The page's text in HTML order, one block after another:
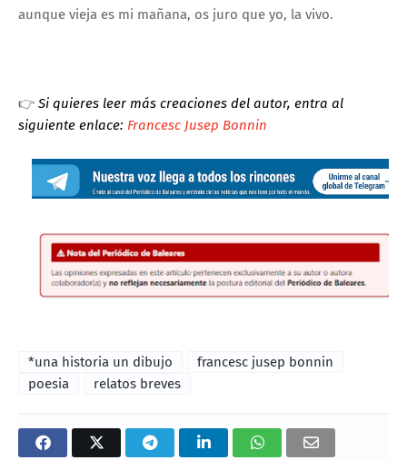
aunque vieja es mi mañana, os juro que yo, la vivo.
👉 Si quieres leer más creaciones del autor, entra al
siguiente enlace: Francesc Jusep Bonnin
*una historia un dibujo
francesc jusep bonnin
poesia
relatos breves